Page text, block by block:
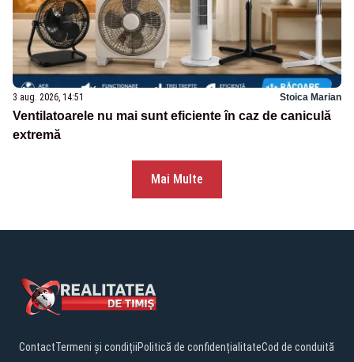
3 aug. 2026, 14:51 Stoica Marian
Ventilatoarele nu mai sunt eficiente în caz de caniculă
extremă
Mai Multe
ContactTermeni și condițiiPolitică de confidențialitateCod de conduită